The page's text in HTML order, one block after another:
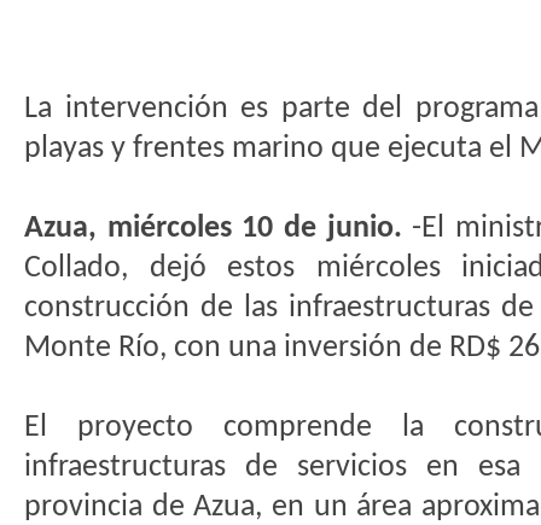
La intervención es parte del
playas y frentes marino que ejecuta el
Azua, miércoles 10 de junio. -El
Collado, dejó estos miércoles
construcción de las infraestructuras
Monte Río, con una inversión de RD$
El proyecto comprende la
infraestructuras de servicios en
provincia de Azua, en un área